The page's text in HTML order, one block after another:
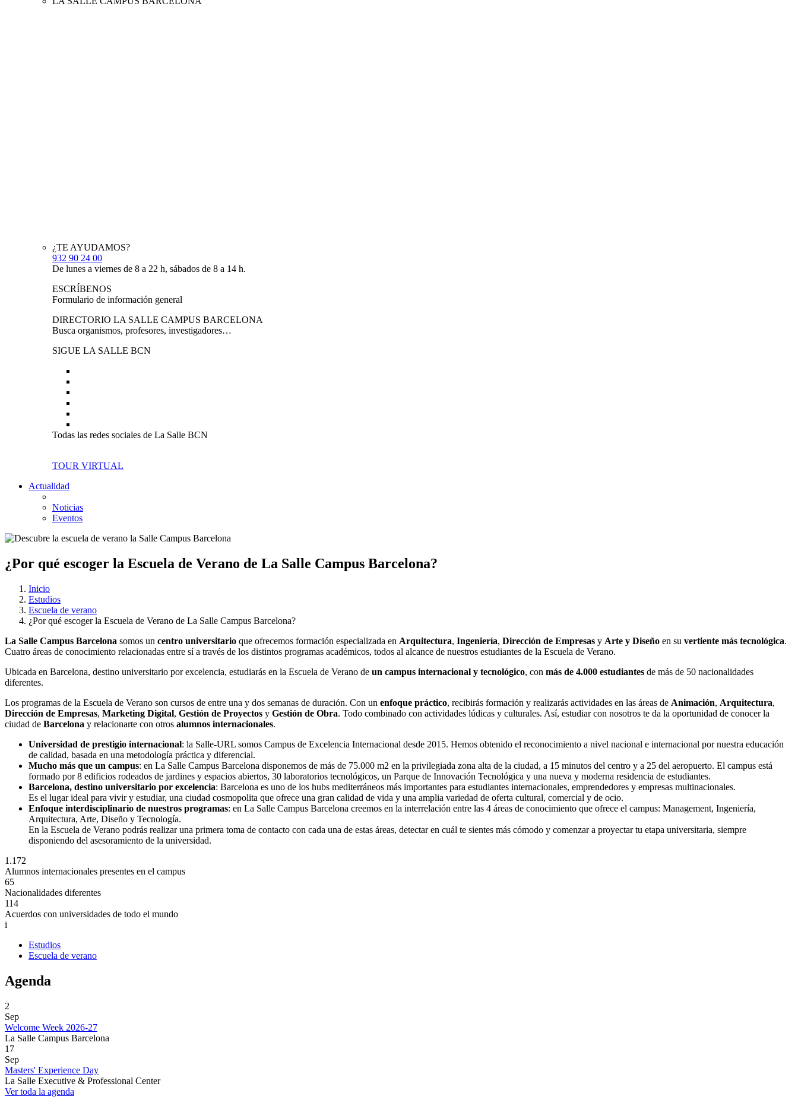
¿TE AYUDAMOS?
932 90 24 00
De lunes a viernes de 8 a 22 h, sábados de 8 a 14 h.
ESCRÍBENOS
Formulario de información general
DIRECTORIO LA SALLE CAMPUS BARCELONA
Busca organismos, profesores, investigadores…
SIGUE LA SALLE BCN
Todas las redes sociales de La Salle BCN
TOUR VIRTUAL
Actualidad
Noticias
Eventos
¿Por qué escoger la Escuela de Verano de La Salle Campus Barcelona?
Inicio
Estudios
Escuela de verano
¿Por qué escoger la Escuela de Verano de La Salle Campus Barcelona?
La Salle Campus Barcelona somos un centro universitario que ofrecemos formación especializada en Arquitectura, Ingeniería, Dirección de Empresas y Arte y Diseño en su vertiente más tecnológica.
Cuatro áreas de conocimiento relacionadas entre sí a través de los distintos programas académicos, todos al alcance de nuestros estudiantes de la Escuela de Verano.
Ubicada en Barcelona, destino universitario por excelencia, estudiarás en la Escuela de Verano de un campus internacional y tecnológico, con más de 4.000 estudiantes de más de 50 nacionalidades
diferentes.
Los programas de la Escuela de Verano son cursos de entre una y dos semanas de duración. Con un enfoque práctico, recibirás formación y realizarás actividades en las áreas de Animación, Arquitectura,
Dirección de Empresas, Marketing Digital, Gestión de Proyectos y Gestión de Obra. Todo combinado con actividades lúdicas y culturales. Así, estudiar con nosotros te da la oportunidad de conocer la
ciudad de Barcelona y relacionarte con otros alumnos internacionales.
Universidad de prestigio internacional: la Salle-URL somos Campus de Excelencia Internacional desde 2015. Hemos obtenido el reconocimiento a nivel nacional e internacional por nuestra educación
de calidad, basada en una metodología práctica y diferencial.
Mucho más que un campus: en La Salle Campus Barcelona disponemos de más de 75.000 m2 en la privilegiada zona alta de la ciudad, a 15 minutos del centro y a 25 del aeropuerto. El campus está
formado por 8 edificios rodeados de jardines y espacios abiertos, 30 laboratorios tecnológicos, un Parque de Innovación Tecnológica y una nueva y moderna residencia de estudiantes.
Barcelona, destino universitario por excelencia: Barcelona es uno de los hubs mediterráneos más importantes para estudiantes internacionales, emprendedores y empresas multinacionales.
Es el lugar ideal para vivir y estudiar, una ciudad cosmopolita que ofrece una gran calidad de vida y una amplia variedad de oferta cultural, comercial y de ocio.
Enfoque interdisciplinario de nuestros programas: en La Salle Campus Barcelona creemos en la interrelación entre las 4 áreas de conocimiento que ofrece el campus: Management, Ingeniería,
Arquitectura, Arte, Diseño y Tecnología.
En la Escuela de Verano podrás realizar una primera toma de contacto con cada una de estas áreas, detectar en cuál te sientes más cómodo y comenzar a proyectar tu etapa universitaria, siempre
disponiendo del asesoramiento de la universidad.
1.172
Alumnos internacionales presentes en el campus
65
Nacionalidades diferentes
114
Acuerdos con universidades de todo el mundo
i
Estudios
Escuela de verano
Agenda
2
Sep
Welcome Week 2026-27
La Salle Campus Barcelona
17
Sep
Masters' Experience Day
La Salle Executive & Professional Center
Ver toda la agenda